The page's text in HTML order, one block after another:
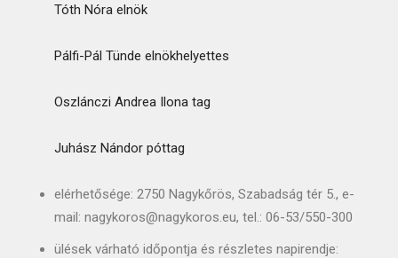
Tóth Nóra elnök
Pálfi-Pál Tünde elnökhelyettes
Oszlánczi Andrea Ilona tag
Juhász Nándor póttag
elérhetősége: 2750 Nagykőrös, Szabadság tér 5., e-
mail: nagykoros@nagykoros.eu, tel.: 06-53/550-300
ülések várható időpontja és részletes napirendje: